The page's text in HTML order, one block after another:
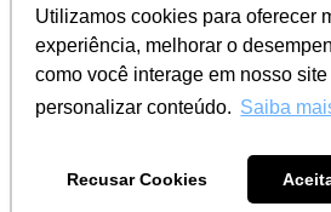
Utilizamos cookies para oferecer
experiência, melhorar o
como você interage em nosso site
personalizar conteúdo. Saiba
Recusar Cookies
RSB - Rede Salesiana Brasil
EDEBE - Editora
UPV - União pela Vida
Familia Salesiana
SDB - Salesianos de Dom Bosco
FMA - Filhas de Maria Auxiliadora